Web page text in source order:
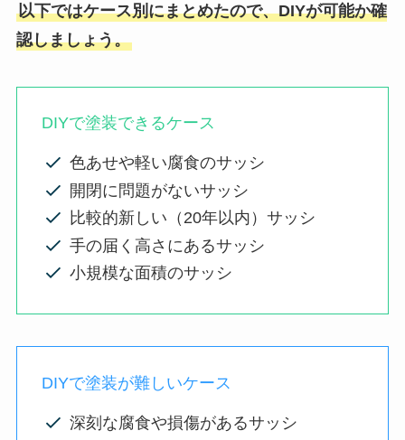
以下ではケース別にまとめたので、DIYが可能か確
認しましょう。
DIYで塗装できるケース
色あせや軽い腐食のサッシ
開閉に問題がないサッシ
比較的新しい（20年以内）サッシ
手の届く高さにあるサッシ
小規模な面積のサッシ
DIYで塗装が難しいケース
深刻な腐食や損傷があるサッシ